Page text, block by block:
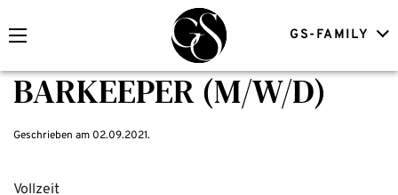
GS-FAMILY
BARKEEPER (M/W/D)
Geschrieben am 02.09.2021.
Vollzeit